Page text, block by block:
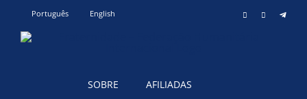
content
Português English InstagramYouTube
SOBRE AFILIADAS